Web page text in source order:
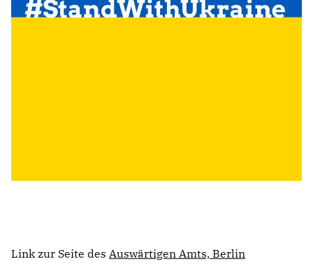
Mitglied werden
Link zur Seite des Auswärtigen Amts, Berlin